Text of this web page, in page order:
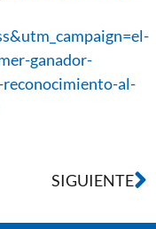
ganador-
al-
SIGUIENTE